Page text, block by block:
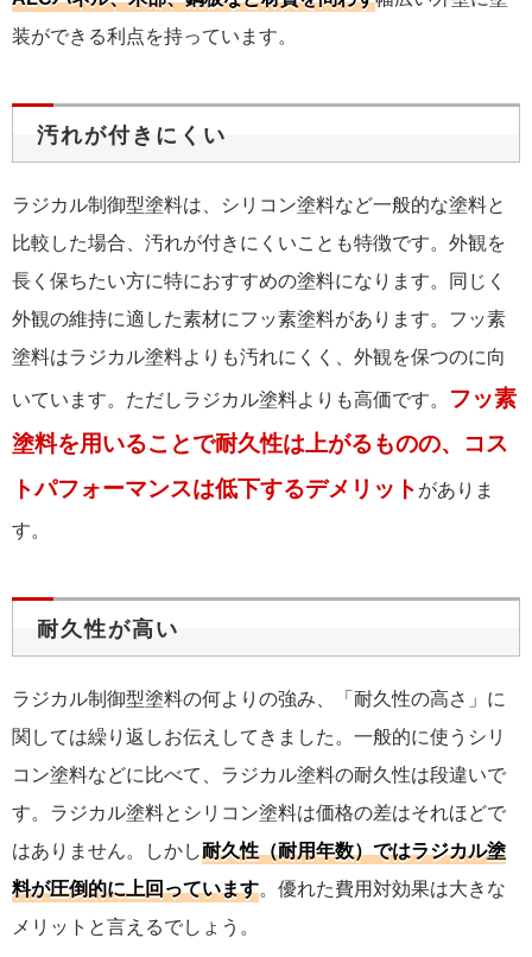
装ができる利点を持っています。
汚れが付きにくい
ラジカル制御型塗料は、シリコン塗料など一般的な塗料と
比較した場合、汚れが付きにくいことも特徴です。外観を
長く保ちたい方に特におすすめの塗料になります。同じく
外観の維持に適した素材にフッ素塗料があります。フッ素
塗料はラジカル塗料よりも汚れにくく、外観を保つのに向
いています。ただしラジカル塗料よりも高価です。
フッ素
塗料を用いることで耐久性は上がるものの、コス
トパフォーマンスは低下するデメリット がありま
す。
耐久性が高い
ラジカル制御型塗料の何よりの強み、「耐久性の高さ」に
関しては繰り返しお伝えしてきました。一般的に使うシリ
コン塗料などに比べて、ラジカル塗料の耐久性は段違いで
す。ラジカル塗料とシリコン塗料は価格の差はそれほどで
はありません。しかし耐久性（耐用年数）ではラジカル塗
料が圧倒的に上回っています。優れた費用対効果は大きな
メリットと言えるでしょう。